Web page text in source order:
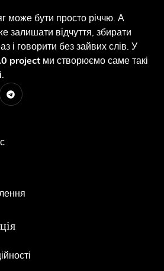
може бути просто річчю. А
залишати відчуття, збирати
і говорити без зайвих слів. У
project ми створюємо саме такі